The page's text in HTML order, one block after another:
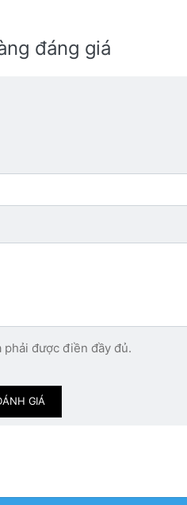
đáng giá
5 sao.
5 sao.
Xấu
phải được điền đầy đủ.
GIÁ